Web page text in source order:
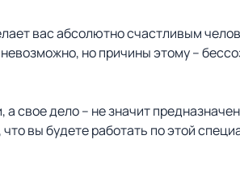
вас абсолютно счастливым
но причины этому –
свое дело – не значит
вы будете работать по этой